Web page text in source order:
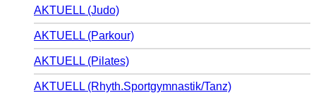
AKTUELL (Judo)
AKTUELL (Parkour)
AKTUELL (Pilates)
AKTUELL (Rhyth.Sportgymnastik/Tanz)